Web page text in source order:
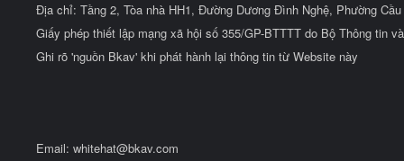
Địa chỉ: Tầng 2, Tòa nhà HH1, Đường Dương Đình Nghệ, Phường
Giấy phép thiết lập mạng xã hội số 355/GP-BTTTT do Bộ Thông tin
Ghi rõ 'nguồn Bkav' khi phát hành lại thông tin từ Website này
Email: whitehat@bkav.com